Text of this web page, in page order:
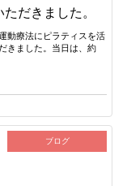
だきました。
動療法にピラティスを活
きました。当日は、約
ブログ